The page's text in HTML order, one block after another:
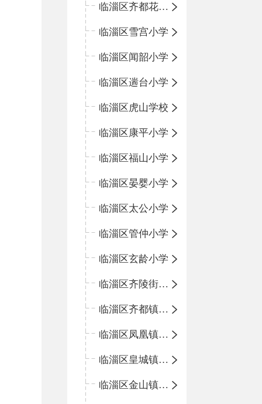
临淄区齐都花园小学
临淄区雪宫小学
临淄区闻韶小学
临淄区遄台小学
临淄区虎山学校
临淄区康平小学
临淄区福山小学
临淄区晏婴小学
临淄区太公小学
临淄区管仲小学
临淄区玄龄小学
临淄区齐陵街道中心学校
临淄区齐都镇中心学校
临淄区凤凰镇中心学校
临淄区皇城镇中心学校
临淄区金山镇中心学校